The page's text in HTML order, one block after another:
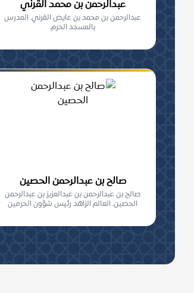
عبدالرحمن بن محمد القرني
عبدالرحمن بن محمد بن عايض القرني. المدرس
بالمسجد الحرم.
صالح بن عبدالرحمن الحصين
صالح بن عبدالرحمن بن عبدالعزيز بن عبدالرحمن
الحصين. العالم الزاهد رئيس شؤون الحرمين